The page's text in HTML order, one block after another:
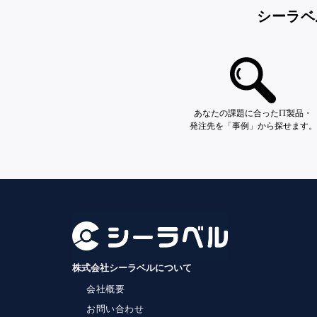
シーラ
あなたの課題に合ったIT製品・
発注先を「事例」から探せます。
株式会社シーラベルについて
会社概要
お問い合わせ